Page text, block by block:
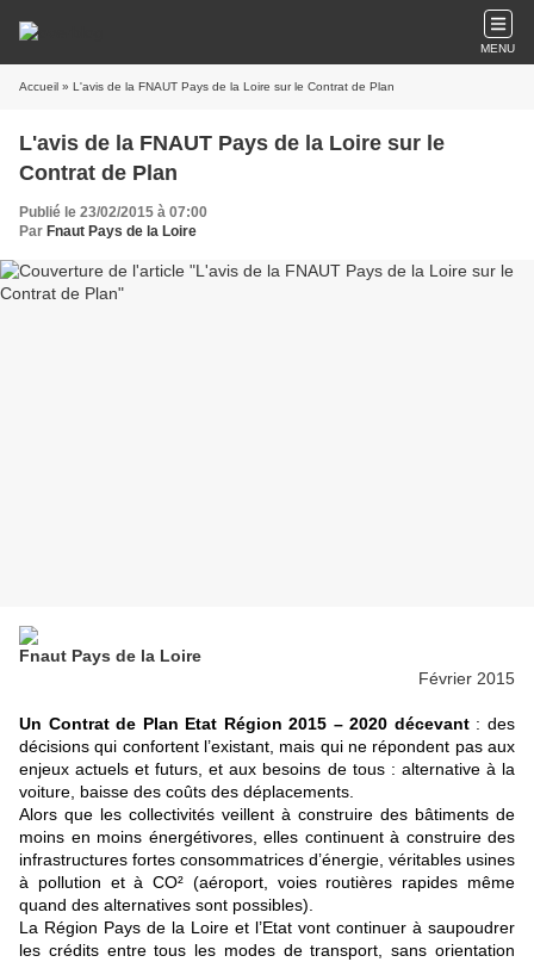
MENU
Accueil » L'avis de la FNAUT Pays de la Loire sur le Contrat de Plan
L'avis de la FNAUT Pays de la Loire sur le
Contrat de Plan
Publié le 23/02/2015 à 07:00
Par Fnaut Pays de la Loire
Fnaut Pays de la Loire
Février 2015
Un Contrat de Plan Etat Région 2015 – 2020 décevant: des
décisions qui confortent l’existant, mais qui ne répondent pas aux
enjeux actuels et futurs, et aux besoins de tous : alternative à la
voiture, baisse des coûts des déplacements.
Alors que les collectivités veillent à construire des bâtiments de
moins en moins énergétivores, elles continuent à construire des
infrastructures fortes consommatrices d’énergie, véritables usines
à pollution et à CO² (aéroport, voies routières rapides même
quand des alternatives sont possibles).
La Région Pays de la Loire et l’Etat vont continuer à saupoudrer
les crédits entre tous les modes de transport, sans orientation